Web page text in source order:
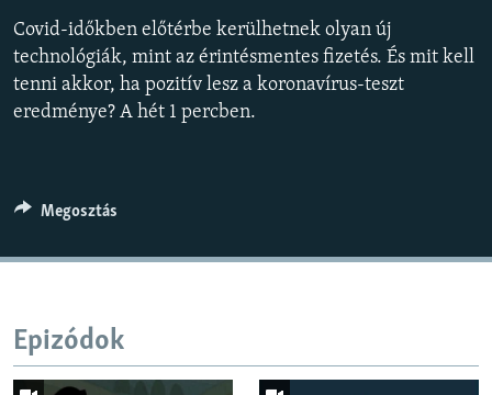
A MÚLT TANULSÁGAI
KÖVESSEN MINKET!
Auto
360p
480p
Covid-időkben előtérbe kerülhetnek olyan új
technológiák, mint az érintésmentes fizetés. És mit kell
tenni akkor, ha pozitív lesz a koronavírus-teszt
eredménye? A hét 1 percben.
Megosztás
Epizódok